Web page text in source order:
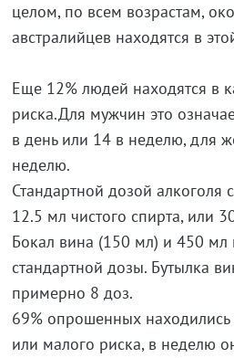
целом, по всем возрастам,
австралийцев находятся в
Еще 12% людей находятся в
риска.Для мужчин это
в день или 14 в неделю, для
неделю.
Стандартной дозой алкоголя
12.5 мл чистого спирта, или
Бокал вина (150 мл) и 450 мл
стандартной дозы. Бутылка
примерно 8 доз.
69% опрошенных находились
или малого риска, в неделю